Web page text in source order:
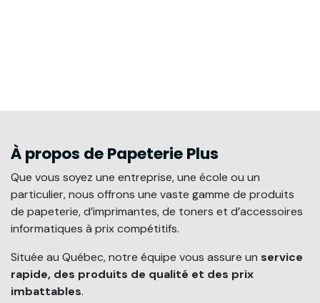
À propos de Papeterie Plus
Que vous soyez une entreprise, une école ou un
particulier, nous offrons une vaste gamme de produits
de papeterie, d’imprimantes, de toners et d’accessoires
informatiques à prix compétitifs.
Située au Québec, notre équipe vous assure un service
rapide, des produits de qualité et des prix
imbattables.